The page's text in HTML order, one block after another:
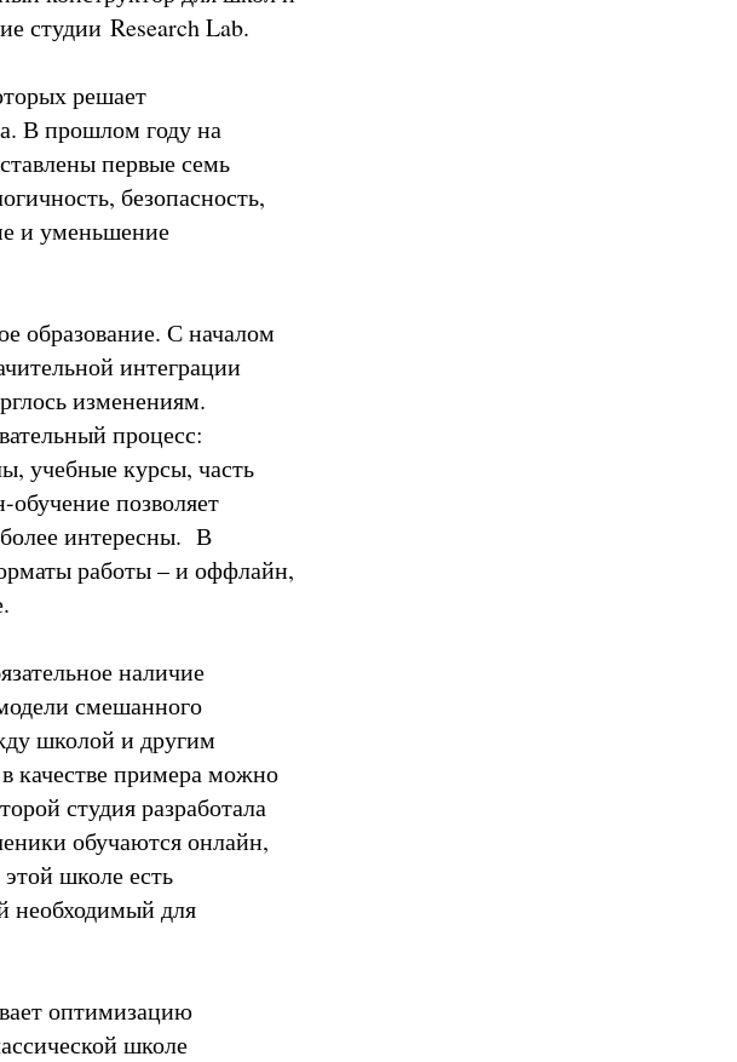
студии Research Lab.
решает
В прошлом году на
первые семь
безопасность,
и уменьшение
образование. С началом
интеграции
изменениям.
процесс:
учебные курсы, часть
позволяет
интересны. В
работы – и оффлайн,
наличие
смешанного
школой и другим
качестве примера можно
студия разработала
обучаются онлайн,
школе есть
необходимый для
оптимизацию
школе